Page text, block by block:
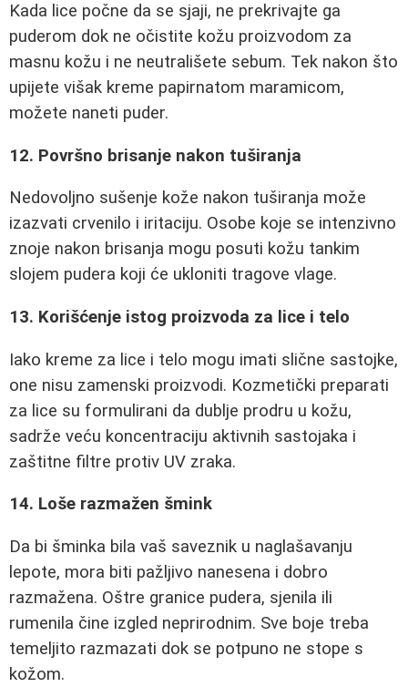
Kada lice počne da se sjaji, ne prekrivajte ga
puderom dok ne očistite kožu proizvodom za
masnu kožu i ne neutrališete sebum. Tek nakon što
upijete višak kreme papirnatom maramicom,
možete naneti puder.
12. Površno brisanje nakon tuširanja
Nedovoljno sušenje kože nakon tuširanja može
izazvati crvenilo i iritaciju. Osobe koje se intenzivno
znoje nakon brisanja mogu posuti kožu tankim
slojem pudera koji će ukloniti tragove vlage.
13. Korišćenje istog proizvoda za lice i telo
Iako kreme za lice i telo mogu imati slične sastojke,
one nisu zamenski proizvodi. Kozmetički preparati
za lice su formulirani da dublje prodru u kožu,
sadrže veću koncentraciju aktivnih sastojaka i
zaštitne filtre protiv UV zraka.
14. Loše razmažen šmink
Da bi šminka bila vaš saveznik u naglašavanju
lepote, mora biti pažljivo nanesena i dobro
razmažena. Oštre granice pudera, sjenila ili
rumenila čine izgled neprirodnim. Sve boje treba
temeljito razmazati dok se potpuno ne stope s
kožom.